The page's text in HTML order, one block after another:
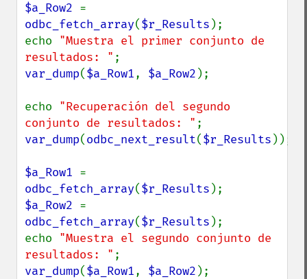
$a_Row2
odbc_fetch_array($r_Results );
echo "Muestra el primer conjunto de
resultados: "
var_dump($a_Row1, $a_Row2 );
echo "Recuperación del segundo
conjunto de resultados: "
var_dump(odbc_next_result($r_Results ));
$a_Row1
odbc_fetch_array($r_Results
$a_Row2
odbc_fetch_array($r_Results );
echo "Muestra el segundo conjunto de
resultados: "
var_dump($a_Row1, $a_Row2 );